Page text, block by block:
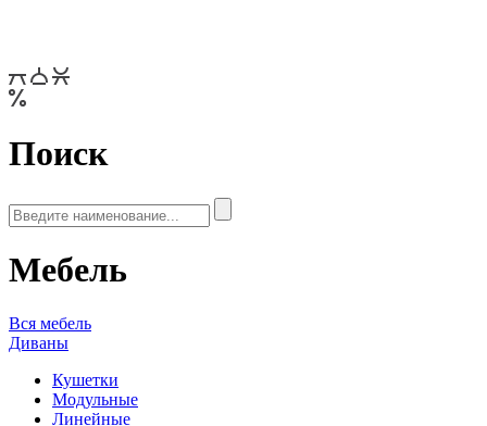
Поиск
Мебель
Вся мебель
Диваны
Кушетки
Модульные
Линейные